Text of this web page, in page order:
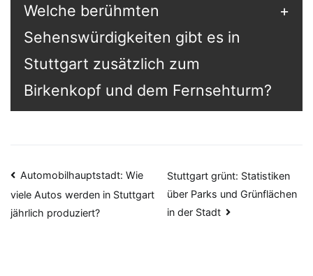
Welche berühmten
Sehenswürdigkeiten gibt es in
Stuttgart zusätzlich zum
Birkenkopf und dem Fernsehturm?
Beitragsnavigation
Automobilhauptstadt: Wie
viele Autos werden in Stuttgart
jährlich produziert?
Stuttgart grünt: Statistiken
über Parks und Grünflächen
in der Stadt